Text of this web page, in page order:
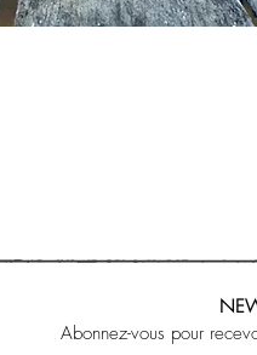
Abonnez-vous pour